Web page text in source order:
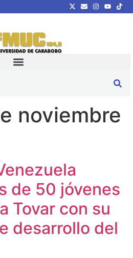
noviembre
de 50 jóvenes
Tovar con su
desarrollo del